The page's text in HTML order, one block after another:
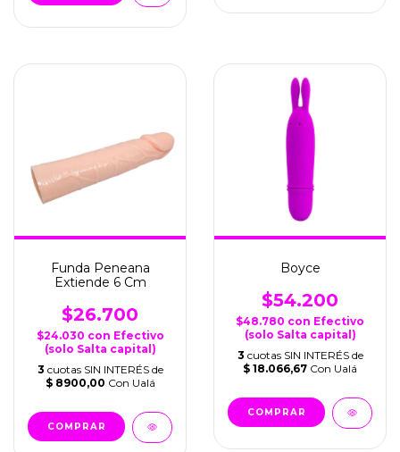
Funda Peneana
Extiende 6 Cm
$26.700
$24.030 con Efectivo
(solo Salta capital)
3 cuotas SIN INTERÉS de
$ 8900,00 Con Ualá
Boyce
$54.200
$48.780 con Efectivo
(solo Salta capital)
3 cuotas SIN INTERÉS de
$ 18.066,67 Con Ualá